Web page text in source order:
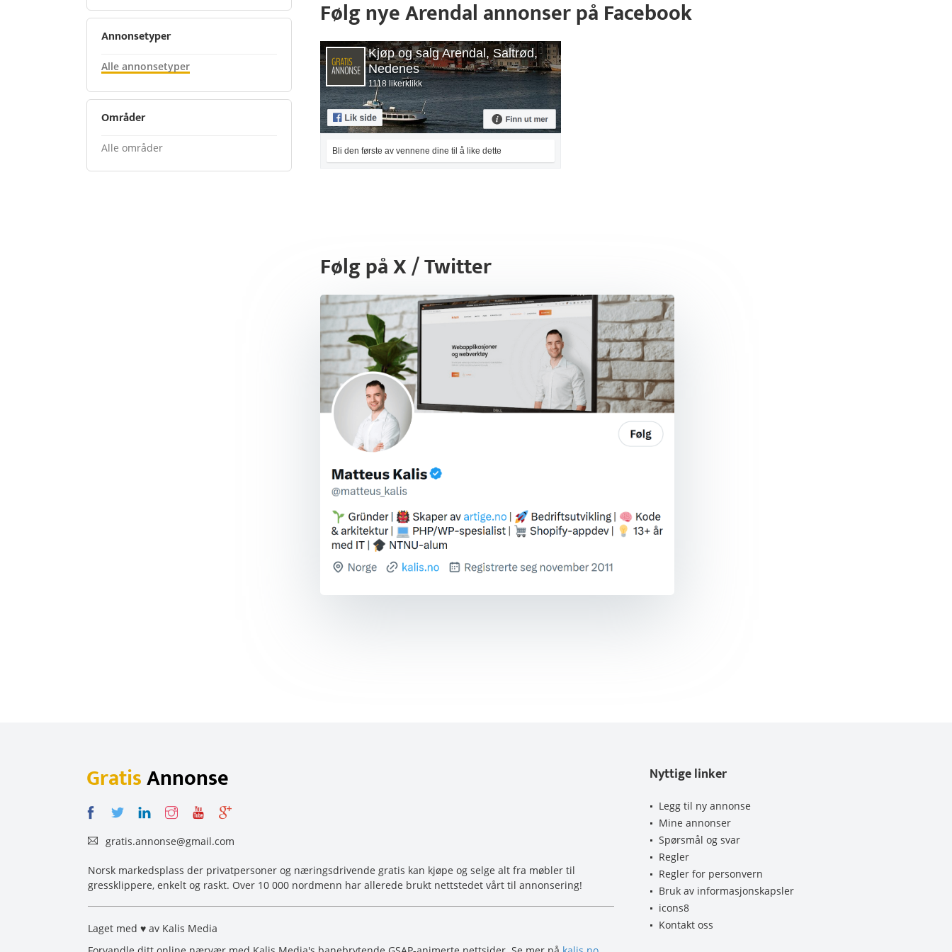
Annonsetyper
Alle annonsetyper
Områder
Alle områder
Følg nye Arendal annonser på Facebook
Kjøp og salg Arendal, Saltrød,
Nedenes
1118 likerklikk
Bli den første av vennene dine til å like dette
Følg på X / Twitter
GratisAnnonse
gratis.annonse@gmail.com
Norsk markedsplass der privatpersoner og næringsdrivende gratis kan kjøpe og selge alt fra møbler til
gressklippere, enkelt og raskt. Over 10 000 nordmenn har allerede brukt nettstedet vårt til annonsering!
Laget med ♥ av Kalis Media
Nyttige linker
Legg til ny annonse
Mine annonser
Spørsmål og svar
Regler
Regler for personvern
Bruk av informasjonskapsler
icons8
Kontakt oss